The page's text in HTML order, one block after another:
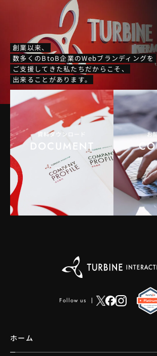
創業以来、
数多くのBtoB企業のWebブランディングを
ご支援してきた私たちだからこそ、
出来ることがあります。
資料ダウンロード
DOCUMENT
お
Follow us
ホーム